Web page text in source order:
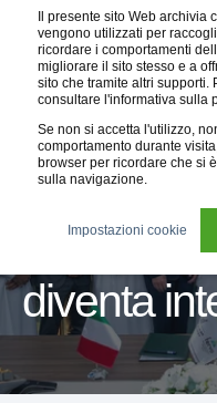
Il presente sito Web
vengono utilizzati per
ricordare i comportamenti
migliorare il sito stesso e a
sito che tramite altri supporti.
consultare l'informativa sulla
Se non si accetta l'utilizzo,
comportamento durante
browser per ricordare che si
sulla navigazione.
Impostazioni cookie
Il Gruppo
diventa